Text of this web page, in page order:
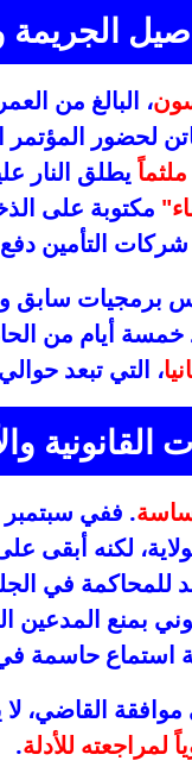
الجريمة
، البالغ من العمر 50 عاماً، في
لحضور
يطلق النار
مكتوبة على
التأمين دفع
برمجيات سابق
أيام من
، التي تبعد حوالي 370 كيلومتراً غرب مانهاتن.
. ففي سبتمبر
لكنه أبقى
للمحاكمة في
بمنع
حاسمة في
القاضي، لا
لمراجعته للأدلة.